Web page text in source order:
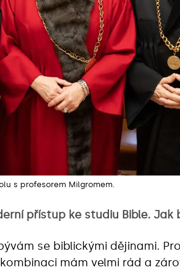
s profesorem Milgromem.
přístup ke studiu Bible. Jak
se biblickými dějinami.
mám velmi rád a